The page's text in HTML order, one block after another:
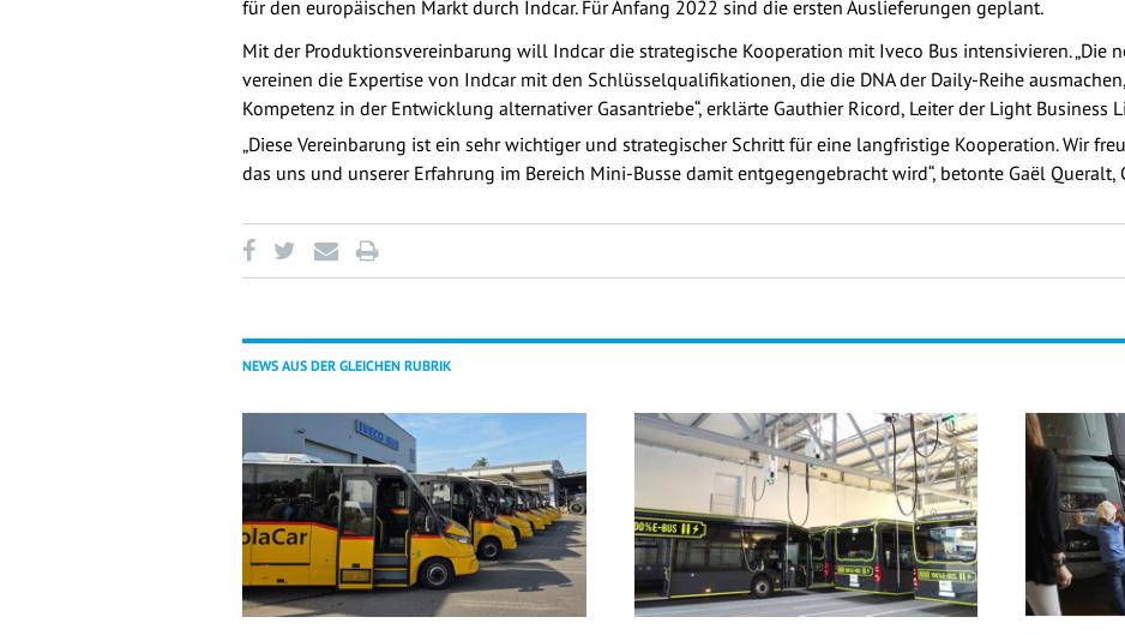
für den europäischen Markt durch Indcar. Für Anfang 2022 sind die ersten Auslieferungen geplant.
Mit der Produktionsvereinbarung will Indcar die strategische Kooperation mit Iveco Bus intensivieren. „Die
vereinen die Expertise von Indcar mit den Schlüsselqualifikationen, die die DNA der Daily-Reihe
Kompetenz in der Entwicklung alternativer Gasantriebe“, erklärte Gauthier Ricord, Leiter der Light Business
„Diese Vereinbarung ist ein sehr wichtiger und strategischer Schritt für eine langfristige Kooperation. Wir
das uns und unserer Erfahrung im Bereich Mini-Busse damit entgegengebracht wird“, betonte Gaël Queralt,
NEWS AUS DER GLEICHEN RUBRIK